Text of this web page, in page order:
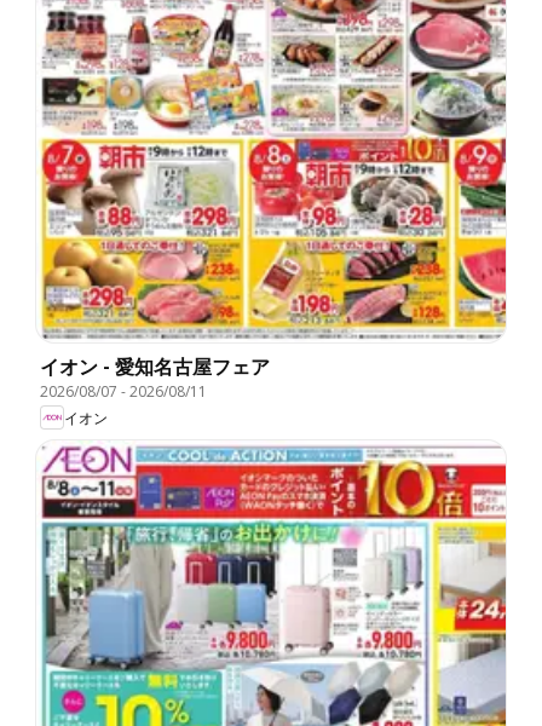
イオン - 愛知名古屋フェア
2026/08/07 -2026/08/11
イオン